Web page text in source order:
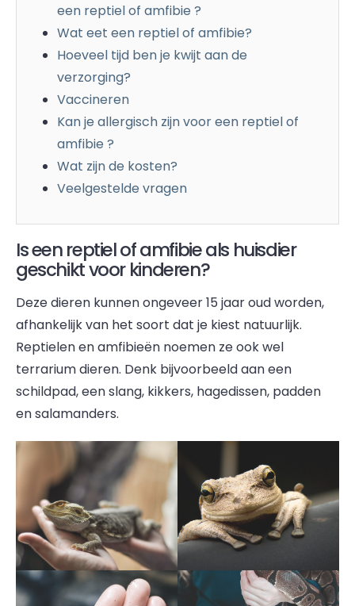
een reptiel of amfibie ?
Wat eet een reptiel of amfibie?
Hoeveel tijd ben je kwijt aan de
verzorging?
Vaccineren
Kan je allergisch zijn voor een reptiel of
amfibie ?
Wat zijn de kosten?
Veelgestelde vragen
Is een reptiel of amfibie als huisdier
geschikt voor kinderen?
Deze dieren kunnen ongeveer 15 jaar oud worden,
afhankelijk van het soort dat je kiest natuurlijk.
Reptielen en amfibieën noemen ze ook wel
terrarium dieren. Denk bijvoorbeeld aan een
schildpad, een slang, kikkers, hagedissen, padden
en salamanders.